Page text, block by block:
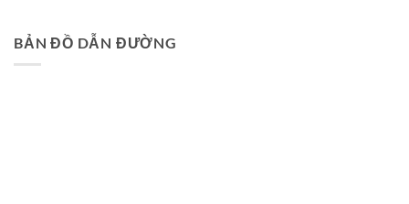
BẢN ĐỒ DẪN ĐƯỜNG